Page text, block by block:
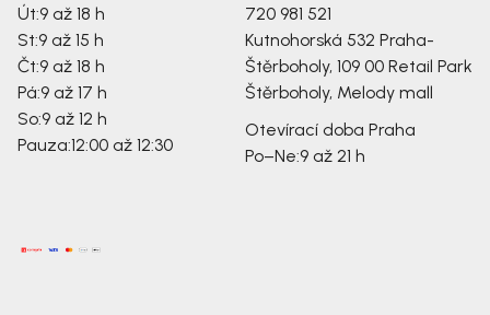
Út:9 až 18 h
St:9 až 15 h
Čt:9 až 18 h
Pá:9 až 17 h
So:9 až 12 h
Pauza:12:00 až 12:30
720 981 521
Kutnohorská 532 Praha-
Štěrboholy, 109 00 Retail Park
Štěrboholy, Melody mall
Otevírací doba Praha
Po–Ne:9 až 21 h